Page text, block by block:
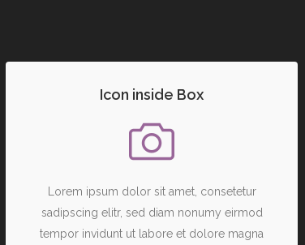
Icon inside Box
Lorem ipsum dolor sit amet, consetetur
sadipscing elitr, sed diam nonumy eirmod
tempor invidunt ut labore et dolore magna